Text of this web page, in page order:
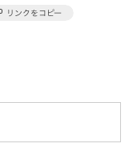
表示でご確認くださ
プリント位置、仕様な
了承ください。